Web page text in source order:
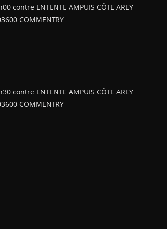
contre ENTENTE AMPUIS CÔTE AREY
COMMENTRY
contre ENTENTE AMPUIS CÔTE AREY
COMMENTRY